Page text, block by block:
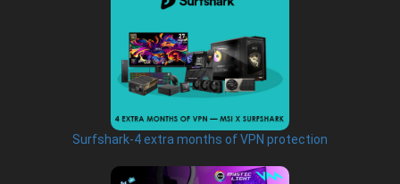
Surfshark-4 extra months of VPN protection